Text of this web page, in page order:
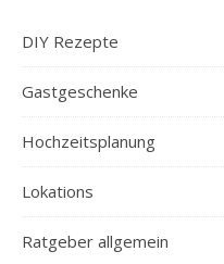
DIY Rezepte
Gastgeschenke
Hochzeitsplanung
Lokations
Ratgeber allgemein